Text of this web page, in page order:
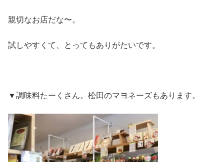
親切なお店だな〜。
試しやすくて、とってもありがたいです。
▼調味料たーくさん。松田のマヨネーズもあります。